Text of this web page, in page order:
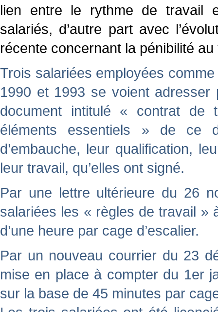
lien entre le rythme de travail
salariés, d’autre part avec
récente concernant la pénibilité au
Trois salariées employées
1990 et 1993 se voient
document intitulé « contrat de
éléments essentiels » de ce
d’embauche, leur qualification,
leur travail, qu’elles ont signé.
Par une lettre ultérieure du 26
salariées les « règles de travail »
d’une heure par cage d’escalier.
Par un nouveau courrier du 23
mise en place à compter du 1er
sur la base de 45 minutes par